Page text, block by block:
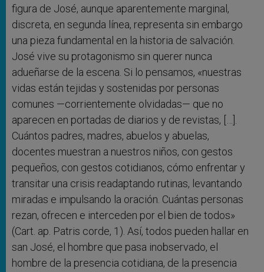
figura de José, aunque aparentemente marginal,
discreta, en segunda línea, representa sin embargo
una pieza fundamental en la historia de salvación.
José vive su protagonismo sin querer nunca
adueñarse de la escena. Si lo pensamos, «nuestras
vidas están tejidas y sostenidas por personas
comunes —corrientemente olvidadas— que no
aparecen en portadas de diarios y de revistas, […].
Cuántos padres, madres, abuelos y abuelas,
docentes muestran a nuestros niños, con gestos
pequeños, con gestos cotidianos, cómo enfrentar y
transitar una crisis readaptando rutinas, levantando
miradas e impulsando la oración. Cuántas personas
rezan, ofrecen e interceden por el bien de todos»
(Cart. ap. Patris corde, 1). Así, todos pueden hallar en
san José, el hombre que pasa inobservado, el
hombre de la presencia cotidiana, de la presencia